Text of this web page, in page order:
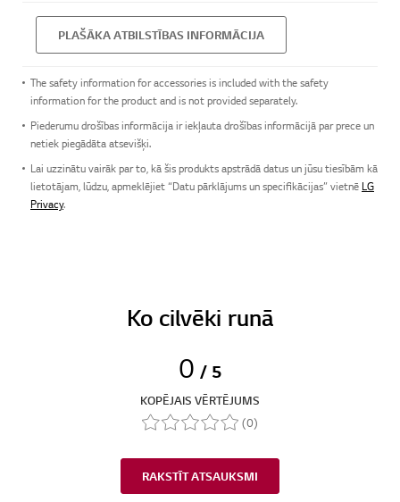
PLAŠĀKA ATBILSTĪBAS INFORMĀCIJA
The safety information for accessories is included with the safety
information for the product and is not provided separately.
Piederumu drošības informācija ir iekļauta drošības informācijā par prece un
netiek piegādāta atsevišķi.
Lai uzzinātu vairāk par to, kā šis produkts apstrādā datus un jūsu tiesībām kā
lietotājam, lūdzu, apmeklējiet “Datu pārklājums un specifikācijas” vietnē LG
Privacy.
Ko cilvēki runā
0 / 5
KOPĒJAIS VĒRTĒJUMS
(0)
RAKSTĪT ATSAUKSMI